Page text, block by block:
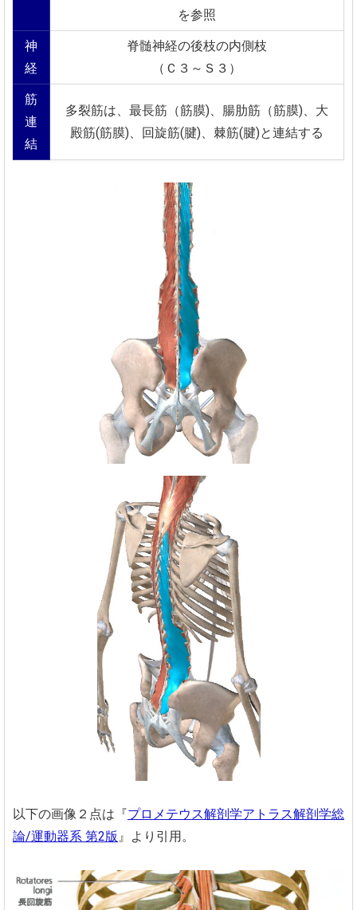
を参照
神
経
脊髄神経の後枝の内側枝
（Ｃ３～Ｓ３）
筋
連
結
多裂筋は、最長筋（筋膜)、腸肋筋（筋膜)、大
殿筋(筋膜)、回旋筋(腱)、棘筋(腱)と連結する
以下の画像２点は『プロメテウス解剖学アトラス解剖学総
論/運動器系 第2版 』より引用。